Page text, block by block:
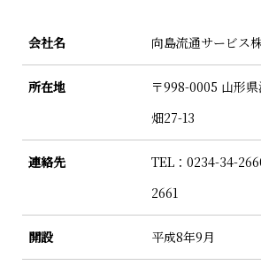
会社名 向島流通サービス
所在地
〒998-0005 山形
畑27-13
連絡先
TEL：0234-34-
2661
開設 平成8年9月